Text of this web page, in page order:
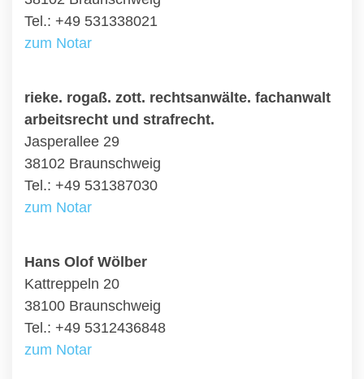
Tel.: +49 531338021
zum Notar
rieke. rogaß. zott. rechtsanwälte. fachanwalt
arbeitsrecht und strafrecht.
Jasperallee 29
38102 Braunschweig
Tel.: +49 531387030
zum Notar
Hans Olof Wölber
Kattreppeln 20
38100 Braunschweig
Tel.: +49 5312436848
zum Notar